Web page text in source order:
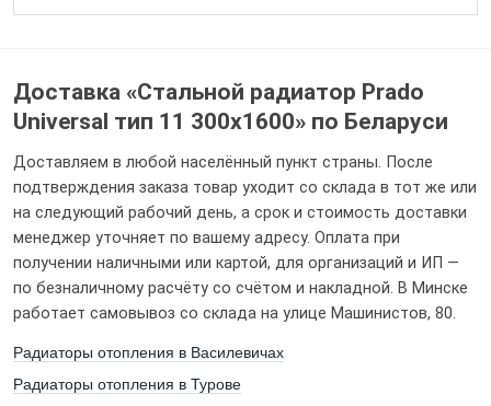
Оцените от 1 до 5
Доставка «Стальной радиатор Prado
Universal тип 11 300x1600» по Беларуси
Доставляем в любой населённый пункт страны. После
подтверждения заказа товар уходит со склада в тот же или
на следующий рабочий день, а срок и стоимость доставки
менеджер уточняет по вашему адресу. Оплата при
получении наличными или картой, для организаций и ИП —
по безналичному расчёту со счётом и накладной. В Минске
работает самовывоз со склада на улице Машинистов, 80.
Радиаторы отопления в Василевичах
Радиаторы отопления в Турове